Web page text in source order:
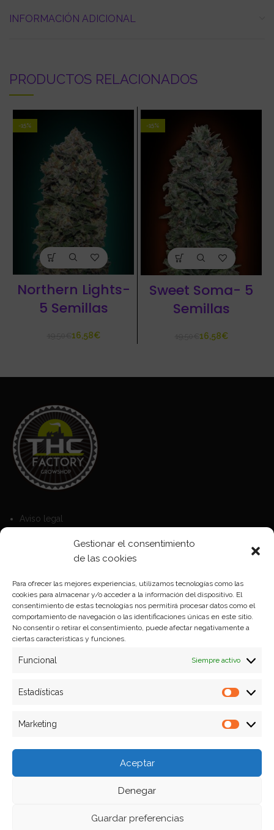
Gestionar el consentimiento
de las cookies
Para ofrecer las mejores experiencias, utilizamos tecnologías como las
cookies para almacenar y/o acceder a la información del dispositivo. El
consentimiento de estas tecnologías nos permitirá procesar datos como el
comportamiento de navegación o las identificaciones únicas en este sitio.
No consentir o retirar el consentimiento, puede afectar negativamente a
ciertas características y funciones.
Funcional Siempre activo
Estadísticas
Marketing
Aceptar
Denegar
Guardar preferencias
INFORMACIÓN ADICIONAL
PRODUCTOS RELACIONADOS
-15%
Northern Lights-
5 Semillas
16,58€
-15%
Sweet Soma- 5
Semillas
16,58€
Aviso legal
Política de Cookies
Política de privacidad
Formas de pago
Plazos y condiciones de envio
Politica de devoluciones